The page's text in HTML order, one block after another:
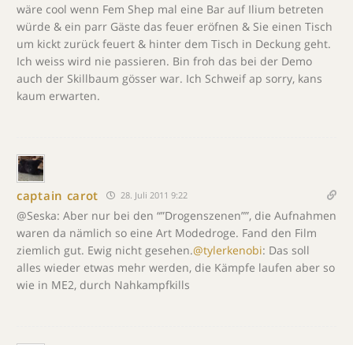
wäre cool wenn Fem Shep mal eine Bar auf Ilium betreten
würde & ein parr Gäste das feuer eröfnen & Sie einen Tisch
um kickt zurück feuert & hinter dem Tisch in Deckung geht.
Ich weiss wird nie passieren. Bin froh das bei der Demo
auch der Skillbaum gösser war. Ich Schweif ap sorry, kans
kaum erwarten.
captain carot 28. Juli 2011 9:22
@Seska: Aber nur bei den “”Drogenszenen””, die Aufnahmen
waren da nämlich so eine Art Modedroge. Fand den Film
ziemlich gut. Ewig nicht gesehen.@tylerkenobi: Das soll
alles wieder etwas mehr werden, die Kämpfe laufen aber so
wie in ME2, durch Nahkampfkills